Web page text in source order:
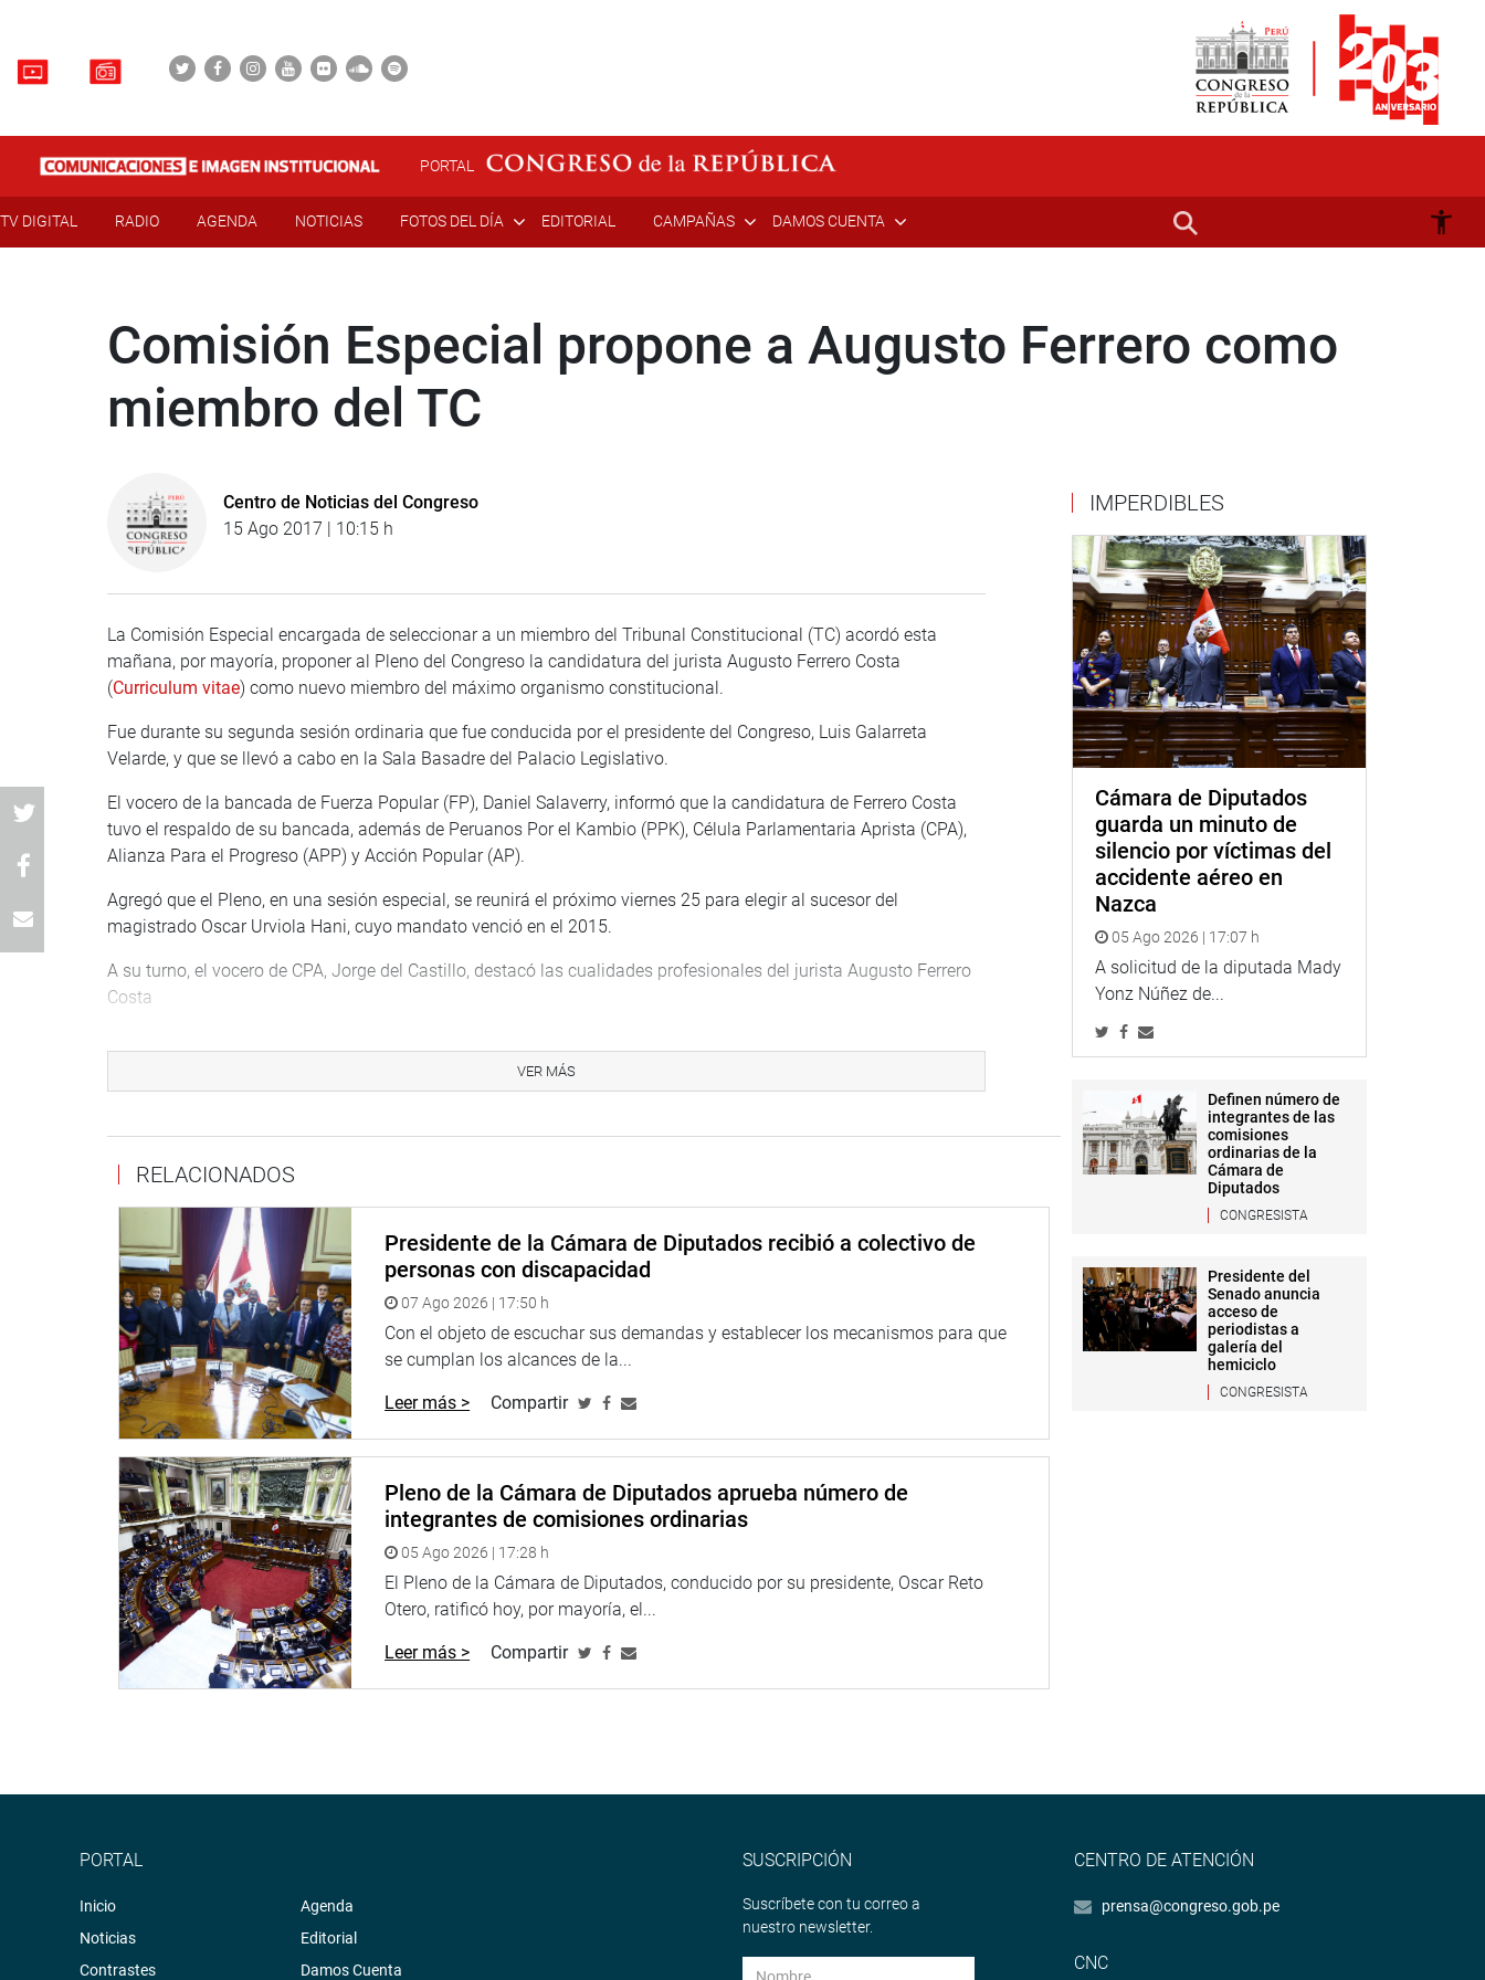
PORTAL
TV DIGITAL RADIO AGENDA NOTICIAS FOTOS DEL DÍA EDITORIAL CAMPAÑAS DAMOS CUENTA
Comisión Especial propone a Augusto Ferrero como
miembro del TC
Centro de Noticias del Congreso
15 Ago 2017 | 10:15 h
La Comisión Especial encargada de seleccionar a un miembro del Tribunal Constitucional (TC) acordó esta
mañana, por mayoría, proponer al Pleno del Congreso la candidatura del jurista Augusto Ferrero Costa
(Curriculum vitae) como nuevo miembro del máximo organismo constitucional.
Fue durante su segunda sesión ordinaria que fue conducida por el presidente del Congreso, Luis Galarreta
Velarde, y que se llevó a cabo en la Sala Basadre del Palacio Legislativo.
El vocero de la bancada de Fuerza Popular (FP), Daniel Salaverry, informó que la candidatura de Ferrero Costa
tuvo el respaldo de su bancada, además de Peruanos Por el Kambio (PPK), Célula Parlamentaria Aprista (CPA),
Alianza Para el Progreso (APP) y Acción Popular (AP).
Agregó que el Pleno, en una sesión especial, se reunirá el próximo viernes 25 para elegir al sucesor del
magistrado Oscar Urviola Hani, cuyo mandato venció en el 2015.
A su turno, el vocero de CPA, Jorge del Castillo, destacó las cualidades profesionales del jurista Augusto Ferrero
Costa
consenso sobre su candidatura”, puntualizó Del Castillo Gálvez.
(FA).
Perfil de Augusto Ferrero Costa.
Nació en Lima, en 1944. En 1974, obtuvo el grado de Doctor en Derecho en la Universidad Nacional Mayor de San
Marcos. Fue decano de la facultad de Derechos y Ciencias Políticas en la Universidad de Lima. Recibió la
condecoración de Cavalliere Ufficiale de la República Italiana.
Entre otros cargos, ha sido presidente de la Academia Peruana de Derecho y actualmente preside la
Academia Peruana de Ciencias Morales y Públicas. Recibió del ilustre Colegio de Abogados de Lima la
condecoración ‘Francisco García Calderón’, el más alto galardón de la Orden.
También fue nombrado embajador del Perú ante la República Italiana, cargo que ejerció hasta el 31 de
PRENSA-CONGRESO (15.08.17)
Síguenos en nuestra página web y redes sociales.
http://www.congreso.gob.pe/
Facebook: https://www.facebook.com/congresoperu
Twitter: https://twitter.com/congresoperu
VER MÁS
RELACIONADOS
Presidente de la Cámara de Diputados recibió a colectivo de
personas con discapacidad
07 Ago 2026 | 17:50 h
Con el objeto de escuchar sus demandas y establecer los mecanismos para que
se cumplan los alcances de la...
Leer más > Compartir
Pleno de la Cámara de Diputados aprueba número de
integrantes de comisiones ordinarias
05 Ago 2026 | 17:28 h
El Pleno de la Cámara de Diputados, conducido por su presidente, Oscar Reto
Otero, ratificó hoy, por mayoría, el...
Leer más > Compartir
IMPERDIBLES
Cámara de Diputados
guarda un minuto de
silencio por víctimas del
accidente aéreo en
Nazca
05 Ago 2026 | 17:07 h
A solicitud de la diputada Mady
Yonz Núñez de...
Definen número de
integrantes de las
comisiones
ordinarias de la
Cámara de
Diputados
CONGRESISTA
Presidente del
Senado anuncia
acceso de
periodistas a
galería del
hemiciclo
CONGRESISTA
PORTAL
Inicio
Noticias
Contrastes
Agenda
Editorial
Damos Cuenta
SUSCRIPCIÓN
Suscríbete con tu correo a
nuestro newsletter.
CENTRO DE ATENCIÓN
prensa@congreso.gob.pe
CNC